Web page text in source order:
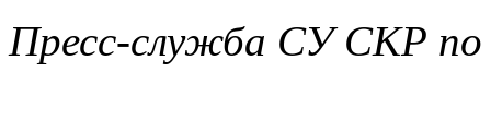
Пресс-служба СУ СКР по